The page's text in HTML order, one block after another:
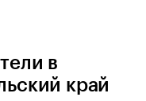
в
край